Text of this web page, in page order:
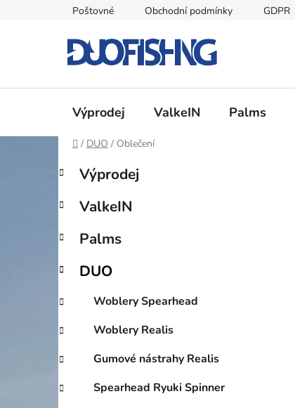
Poštovné Obchodní podmínky GDPR
Výprodej ValkeIN Palms
Domů
/ DUO / Oblečení
P
s
r
n
n
í
p
n
e
Přeskočit
kategorie
K
a
e
o
i
Výprodej
ValkeIN
Palms
DUO
Woblery Spearhead
Woblery Realis
Gumové nástrahy Realis
Spearhead Ryuki Spinner